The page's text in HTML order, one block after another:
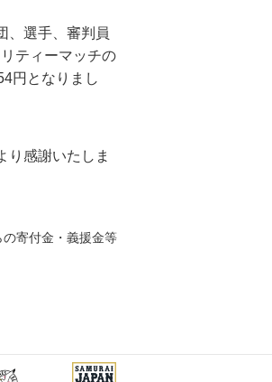
、選手、審判員
ティーマッチの
円となりまし
り感謝いたしま
寄付金・義援金等